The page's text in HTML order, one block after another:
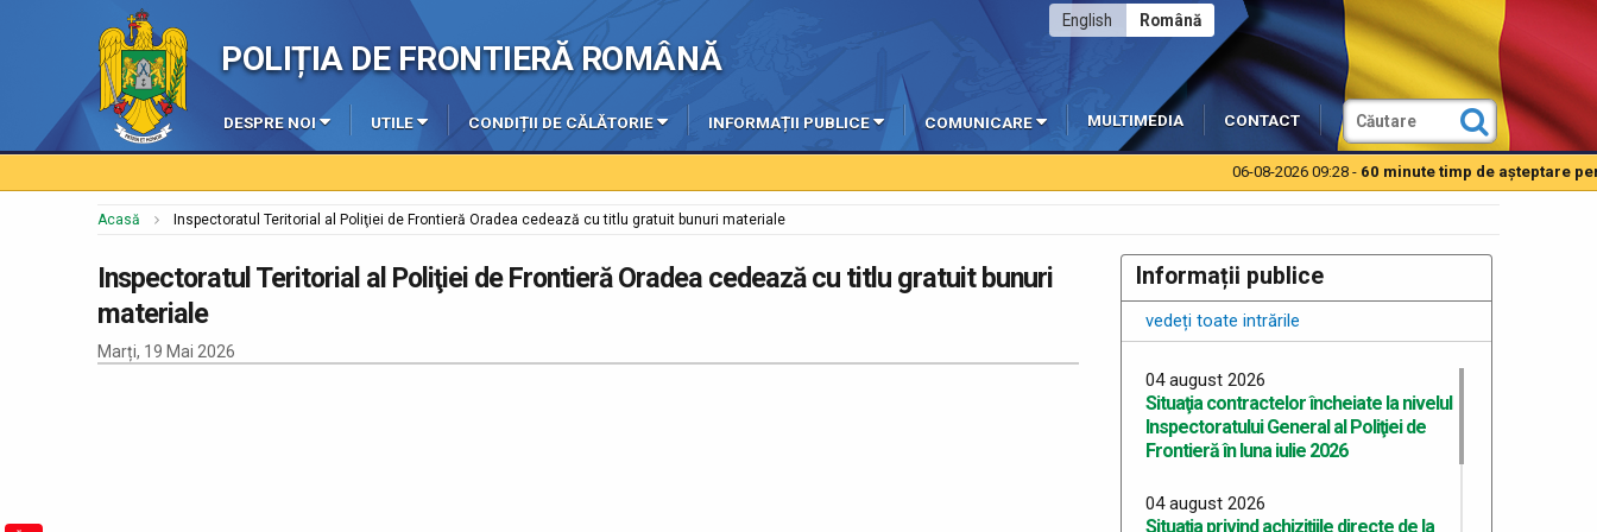
POLIȚIA DE FRONTIERĂ ROMÂNĂ
Română
English
DESPRE NOI UTILE CONDIȚII DE CĂLĂTORIE INFORMAȚII PUBLICE COMUNICARE MULTIMEDIA CONTACT
06-08-2026 09:28 -60 minute timp de aşteptare pentru
Acasă Inspectoratul Teritorial al Poliţiei de Frontieră Oradea cedează cu titlu gratuit bunuri materiale
Inspectoratul Teritorial al Poliţiei de Frontieră Oradea cedează cu titlu gratuit bunuri
materiale
Marți, 19 Mai 2026
Informații publice
vedeți toate intrările
04 august 2026
Situaţia contractelor încheiate la nivelul
Inspectoratului General al Poliţiei de
Frontieră în luna iulie 2026
04 august 2026
Situaţia privind achiziţiile directe de la